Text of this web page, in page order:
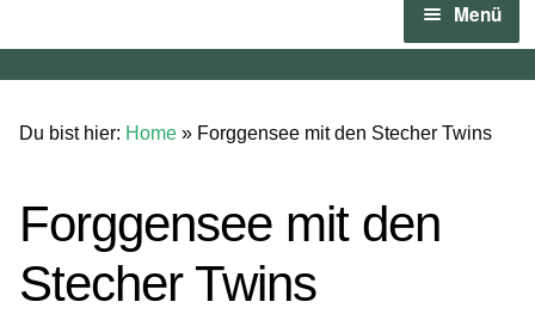
Menü
News
SUP-Events
Ratgeber
Du bist hier: Home » Forggensee mit den Stecher Twins
Forggensee mit den
Stecher Twins